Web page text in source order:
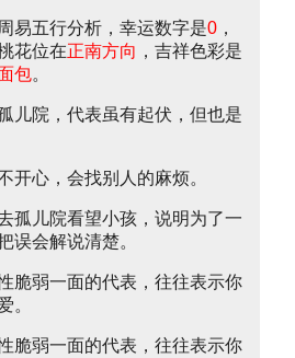
易五行分析，幸运数字是0 ，
花位在正南方向 ，吉祥色彩是
包。
儿院，代表虽有起伏，但也是
开心，会找别人的麻烦。
孤儿院看望小孩，说明为了一
误会解说清楚。
脆弱一面的代表，往往表示你
。
脆弱一面的代表，往往表示你